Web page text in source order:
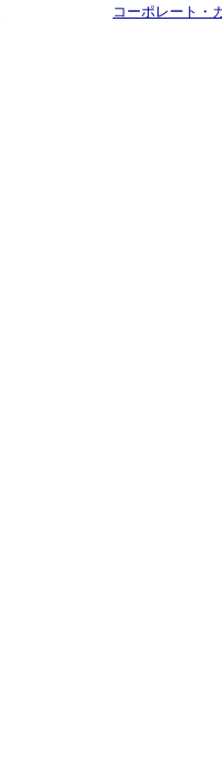
コーポレート・